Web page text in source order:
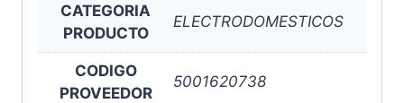
CATEGORIA
PRODUCTO
ELECTRODOMESTICOS
CODIGO
PROVEEDOR
5001620738